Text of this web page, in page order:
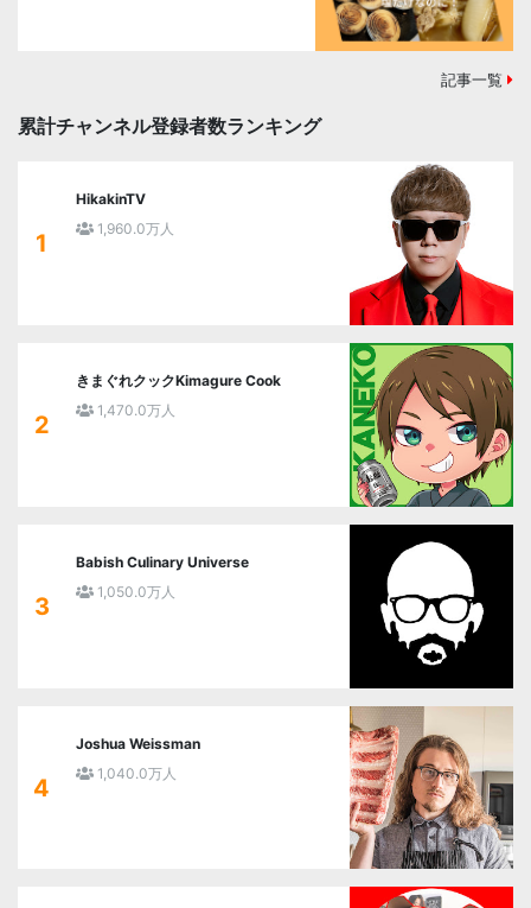
記事一覧
累計チャンネル登録者数ランキング
1
HikakinTV
1,960.0万人
2
きまぐれクックKimagure Cook
1,470.0万人
3
Babish Culinary Universe
1,050.0万人
4
Joshua Weissman
1,040.0万人